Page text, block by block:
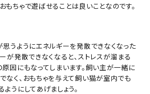
もちゃで遊ばせることは良いことなのです。
思うようにエネルギーを発散できなくなった
が発散できなくなると、ストレスが溜まる
原因にもなってしまいます。飼い主が一緒に
なく、おもちゃを与えて飼い猫が室内でも
うにしてあげましょう。